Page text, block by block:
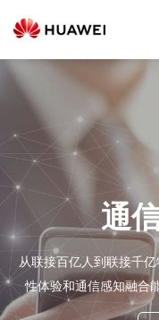
通
从联接百亿人到联接千
性体验和通信感知融合